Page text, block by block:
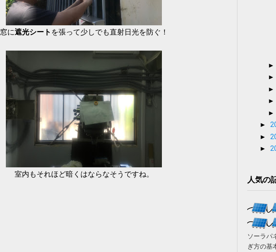
窓に遮光シート を張って少しでも直射日光を防ぐ！
室内もそれほど暗くはならなそうですね。
►
►
►
人気の
ソーラパ
ぎ方の基